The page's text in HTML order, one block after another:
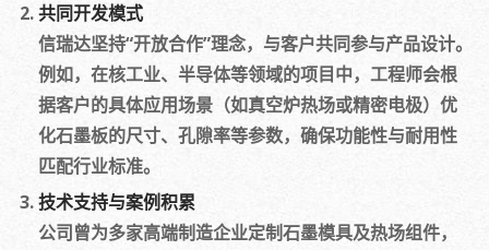
共同开发模式
信瑞达坚持“开放合作”理念，与客户共同参与产品设计。
例如，在核工业、半导体等领域的项目中，工程师会根
据客户的具体应用场景（如真空炉热场或精密电极）优
化石墨板的尺寸、孔隙率等参数，确保功能性与耐用性
匹配行业标准。
技术支持与案例积累
公司曾为多家高端制造企业定制石墨模具及热场组件，